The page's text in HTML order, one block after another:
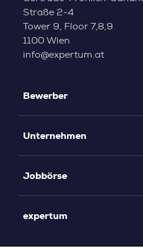
Straße 2-4
Tower 9, Floor 7,8,9
1100 Wien
info@expertum.at
Bewerber
Unternehmen
Jobbörse
expertum